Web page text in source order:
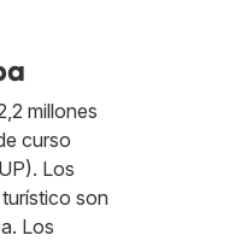
millones
curso
Los
son
Los